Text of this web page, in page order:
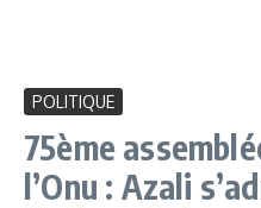
POLITIQUE
75ème
l’Onu : Azali